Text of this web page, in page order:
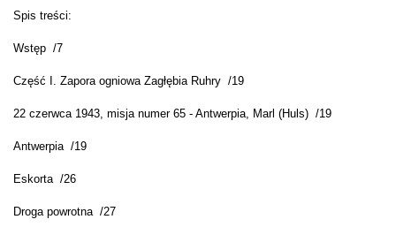
Spis treści:
Wstęp /7
Część I. Zapora ogniowa Zagłębia Ruhry /19
22 czerwca 1943, misja numer 65 - Antwerpia, Marl (Huls) /19
Antwerpia /19
Eskorta /26
Droga powrotna /27